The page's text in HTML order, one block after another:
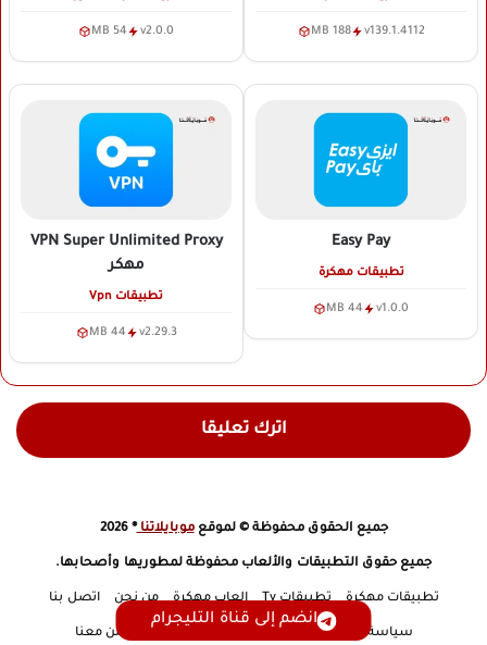
v139.1.4112
188 MB
v2.0.0
54 MB
Easy Pay
تطبيقات مهكرة
v1.0.0
44 MB
VPN Super Unlimited Proxy
مهكر
تطبيقات Vpn
v2.29.3
44 MB
اترك تعليقا
جميع الحقوق محفوظة © لموقعموبايلاتنا® 2026
جميع حقوق التطبيقات والألعاب محفوظة لمطوريها وأصحابها.
تطبيقات مهكرة تطبيقات Tv العاب مهكرة من نحن اتصل بنا
سياسة الخصوصية أعلن معنا
انضم إلى قناة التليجرام